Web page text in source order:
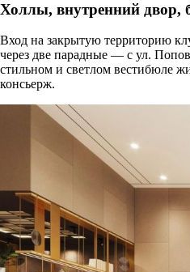
Холлы, внутренний двор,
Вход на закрытую территорию
через две парадные — с ул.
стильном и светлом вестибюле
консьерж.